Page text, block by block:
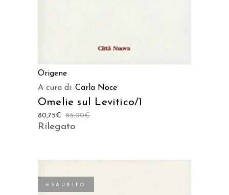
Origene
A cura di: Carla Noce
Omelie sul Levitico/1
85,00€
80,75€
Rilegato
ESAURITO